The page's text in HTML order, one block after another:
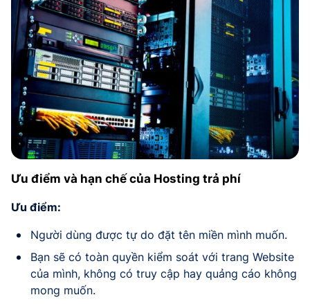
Ưu điểm và hạn chế của Hosting trả phí
Ưu điểm:
Người dùng được tự do đặt tên miền mình muốn.
Bạn sẽ có toàn quyền kiểm soát với trang Website
của mình, không có truy cập hay quảng cáo không
mong muốn.